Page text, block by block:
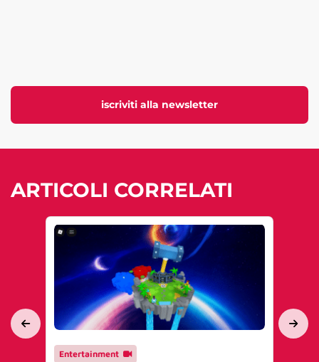
iscriviti alla newsletter
ARTICOLI CORRELATI
Entertainment